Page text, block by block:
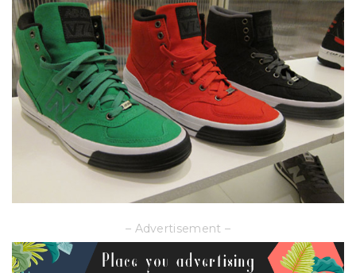
– Advertisement –